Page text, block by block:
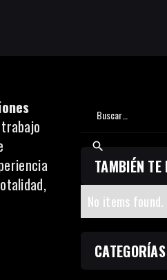
TAMBIÉN
No items found.
CATEGORÍAS